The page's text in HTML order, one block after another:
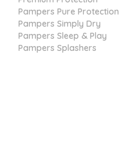
Pampers Pure Protection
Pampers Simply Dry
Pampers Sleep & Play
Pampers Splashers